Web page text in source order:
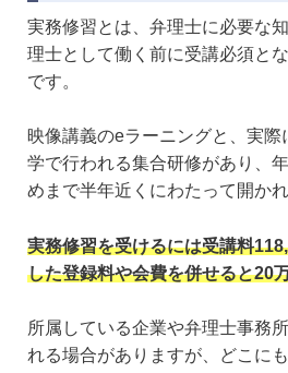
実務修習とは、弁理士に必要な
理士として働く前に受講必須と
です。
映像講義のeラーニングと、実
学で行われる集合研修があり、
めまで半年近くにわたって開かれ
実務修習を受けるには受講料
した登録料や会費を併せると20
所属している企業や弁理士事務
れる場合がありますが、どこに